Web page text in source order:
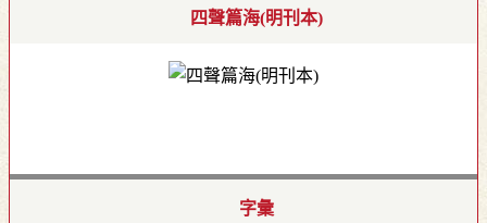
四聲篇海(明刊本)
字彙